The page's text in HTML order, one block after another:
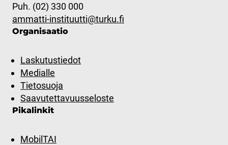
Puh. (02) 330 000
ammatti-instituutti@turku.fi
Organisaatio
Laskutustiedot
Medialle
Tietosuoja
Saavutettavuusseloste
Pikalinkit
MobilTAI